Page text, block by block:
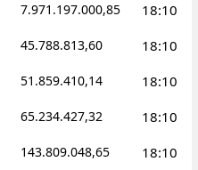
7.971.197.000,85 18:10
45.788.813,60 18:10
51.859.410,14 18:10
65.234.427,32 18:10
143.809.048,65 18:10